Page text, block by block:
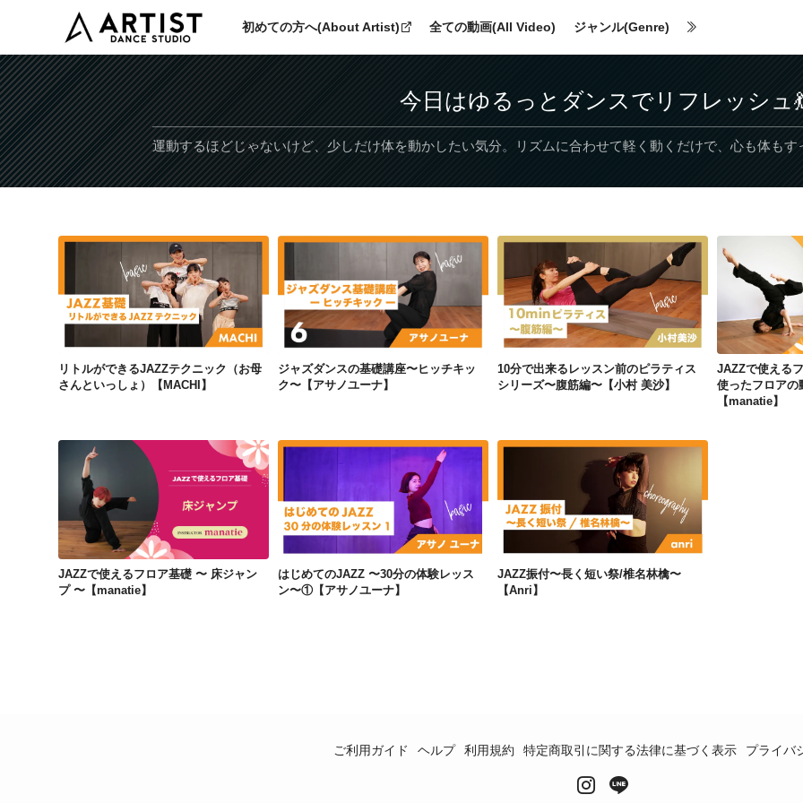
初めての方へ(About Artist) 全ての動画(All Video) ジャンル(Genre)
今日はゆるっとダンスでリフレッシュ
運動するほどじゃないけど、少しだけ体を動かしたい気分。リズムに合わせて軽く動くだけで、心も体も
リトルができるJAZZテクニック（お母さんといっしょ）【MACHI】
リトルができるJAZZテクニック（お母
さんといっしょ）【MACHI】
ジャズダンスの基礎講座〜ヒッチキッ
ク〜【アサノユーナ】
10分で出来るレッスン前のピラティスシリーズ〜腹筋編〜【小村 美沙】
10分で出来るレッスン前のピラティス
シリーズ〜腹筋編〜【小村 美沙】
JAZZで使える
使ったフロアの
【manatie】
JAZZで使えるフロア基礎 〜 床ジャン
プ 〜【manatie】
はじめてのJAZZ 〜30分の体験レッスン〜①【アサノユーナ】
はじめてのJAZZ 〜30分の体験レッス
ン〜①【アサノユーナ】
JAZZ振付〜長く短い祭/椎名林檎〜【Anri】
JAZZ振付〜長く短い祭/椎名林檎〜
【Anri】
ご利用ガイド ヘルプ 利用規約 特定商取引に関する法律に基づく表示 プライバ